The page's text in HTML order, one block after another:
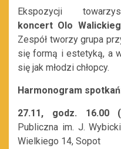
Ekspozycji
koncert Olo
Zespół tworzy grupa
się formą i estetyką, a
się jak młodzi chłopcy.
Harmonogram
27.11, godz. 16.00
Publiczna im. J.
Wielkiego 14, Sopot